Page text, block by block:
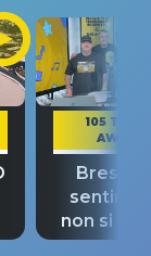
105 TAKE
AWAY
Bresh:
non si
fino alla